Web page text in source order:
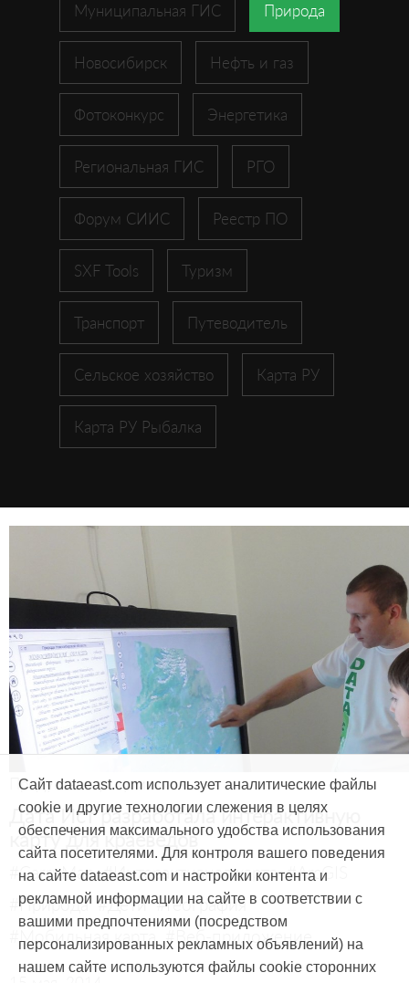
Муниципальная ГИС Природа
Новосибирск Нефть и газ
Фотоконкурс Энергетика
Региональная ГИС РГО
Форум СИИС Реестр ПО
SXF Tools Туризм
Транспорт Путеводитель
Сельское хозяйство Карта РУ
Карта РУ Рыбалка
Продукты и услуги
Дата Ист разработала интерактивную
карту для краеведов
#CarryMap #Интерактивная карта #ArcGIS
#Природа #Дети #География
#Мобильная карта #Веб-приложение
Сайт dataeast.com использует аналитические файлы
cookie и другие технологии слежения в целях
обеспечения максимального удобства использования
сайта посетителями. Для контроля вашего поведения
на сайте dataeast.com и настройки контента и
рекламной информации на сайте в соответствии с
вашими предпочтениями (посредством
персонализированных рекламных объявлений) на
нашем сайте используются файлы cookie сторонних